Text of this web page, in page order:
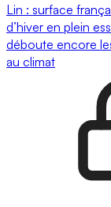
Lin : surface
d’hiver en plein
déboute encore
au climat